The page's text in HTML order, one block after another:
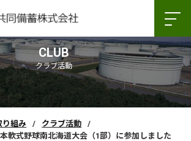
CLUB
クラブ活動
り組み
クラブ活動
軟式野球南北海道大会（1部）に参加しました